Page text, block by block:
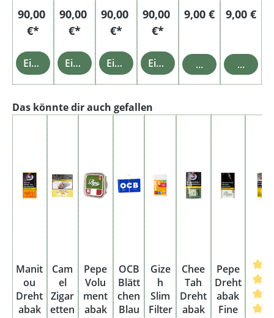
90,00
€*
Einzelheiten
90,00
€*
Einzelheiten
90,00
€*
Einzelheiten
90,00
€*
Einzelheiten
Regulärer Preis:
9,00 €
In den
9,00 €
In den
Produktgalerie überspringen
Das könnte dir auch gefallen
Manit
ou
Dreht
abak
Cam
el
Zigar
etten
Pepe
Volu
ment
abak
OCB
Blätt
chen
Blau
Gize
h
Slim
Filter
Chee
Tah
Dreht
abak
Pepe
Dreht
abak
Fine